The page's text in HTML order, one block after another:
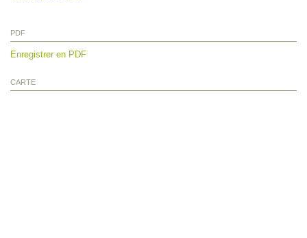
PDF
Enregistrer en PDF
CARTE